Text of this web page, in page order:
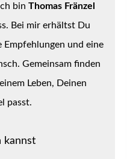
bin Thomas Fränzel
Bei mir erhältst Du
Empfehlungen und eine
Gemeinsam finden
Leben, Deinen
passt.
kannst